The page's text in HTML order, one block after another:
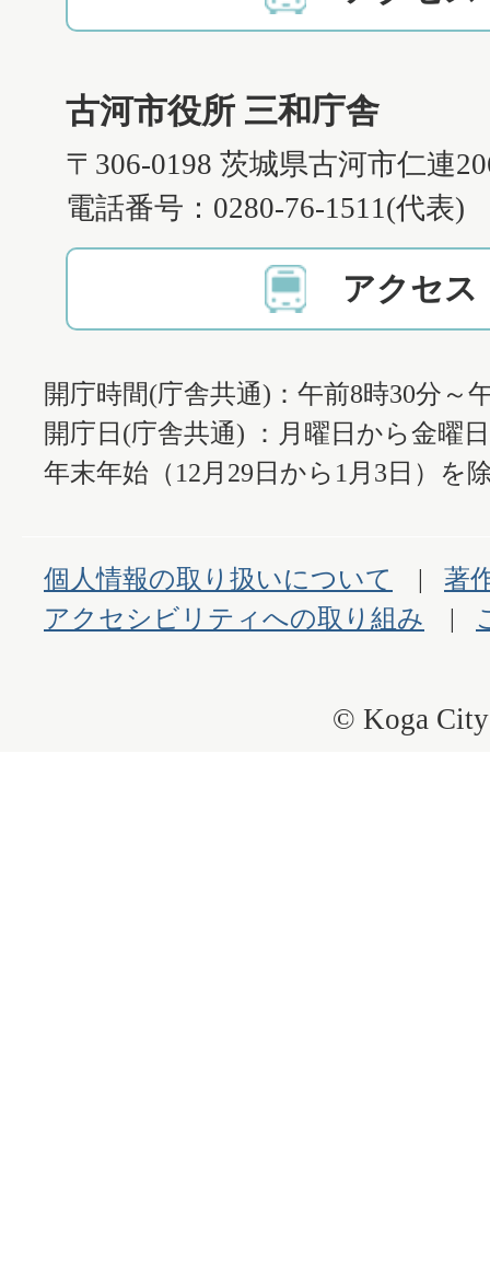
古河市役所 三和庁舎
〒306-0198 茨城県古河市仁連
電話番号：0280-76-1511(代表)
アクセス
開庁時間(庁舎共通)：午前8時30分～
開庁日(庁舎共通) ：月曜日から金曜
年末年始（12月29日から1月3日）を
個人情報の取り扱いについて
著
アクセシビリティへの取り組み
© Koga City